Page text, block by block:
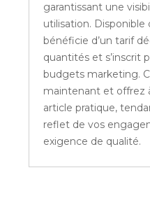
garantissant une
utilisation. Disponible
bénéficie d’un tarif
quantités et s’inscrit
budgets marketing.
maintenant et offrez
article pratique,
reflet de vos
exigence de qualité.